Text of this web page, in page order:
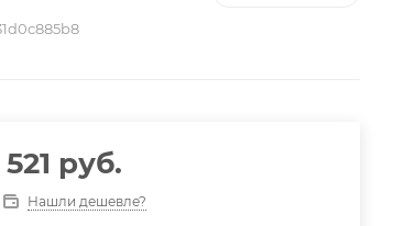
521 руб.
Нашли дешевле?